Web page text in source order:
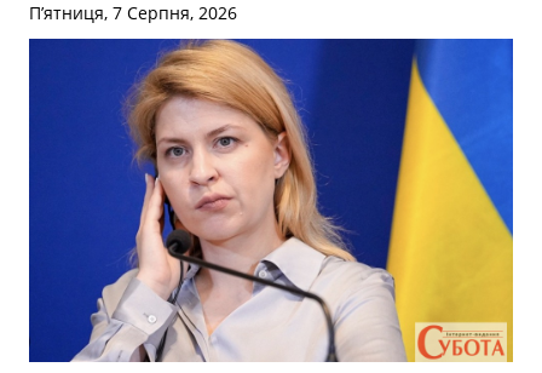
П’ятниця, 7 Серпня, 2026